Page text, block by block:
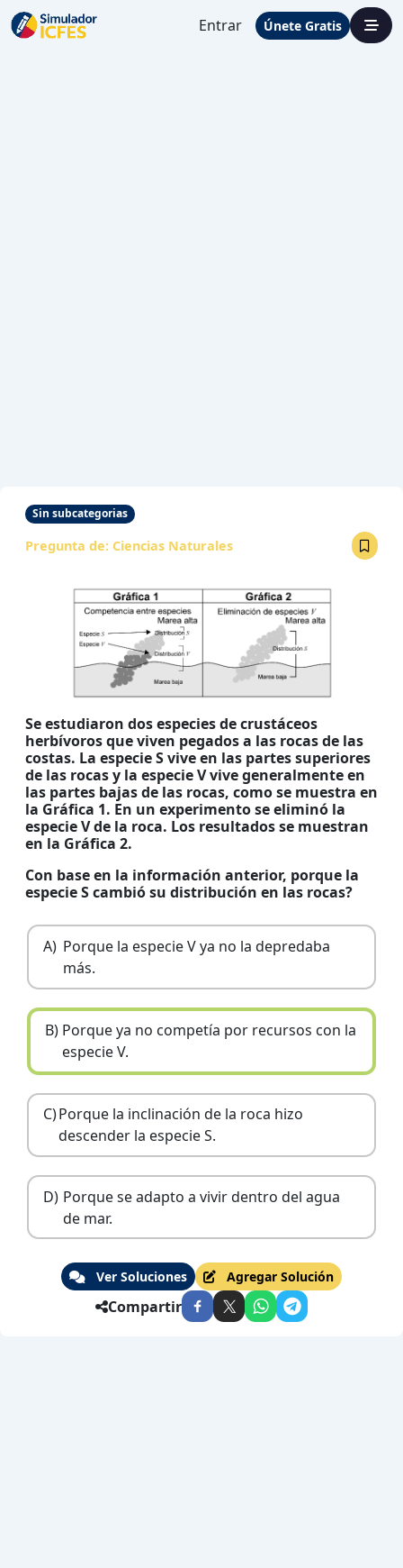
Entrar Únete Gratis
Sin subcategorias
Pregunta de: Ciencias Naturales
Se estudiaron dos especies de crustáceos
herbívoros que viven pegados a las rocas de las
costas. La especie S vive en las partes superiores
de las rocas y la especie V vive generalmente en
las partes bajas de las rocas, como se muestra en
la Gráfica 1. En un experimento se eliminó la
especie V de la roca. Los resultados se muestran
en la Gráfica 2.
Con base en la información anterior, porque la
especie S cambió su distribución en las rocas?
A) Porque la especie V ya no la depredaba
más.
B) Porque ya no competía por recursos con la
especie V.
C)Porque la inclinación de la roca hizo
descender la especie S.
D) Porque se adapto a vivir dentro del agua
de mar.
Ver Soluciones Agregar Solución
Compartir